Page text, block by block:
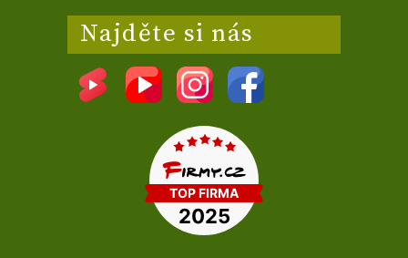
Najděte si nás